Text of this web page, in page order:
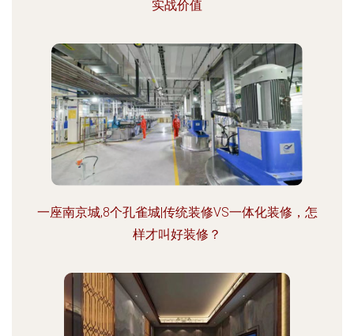
实战价值
一座南京城,8个孔雀城|传统装修VS一体化装修，怎
样才叫好装修？